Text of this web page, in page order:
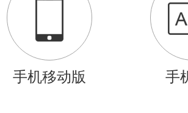
手机移动版 手